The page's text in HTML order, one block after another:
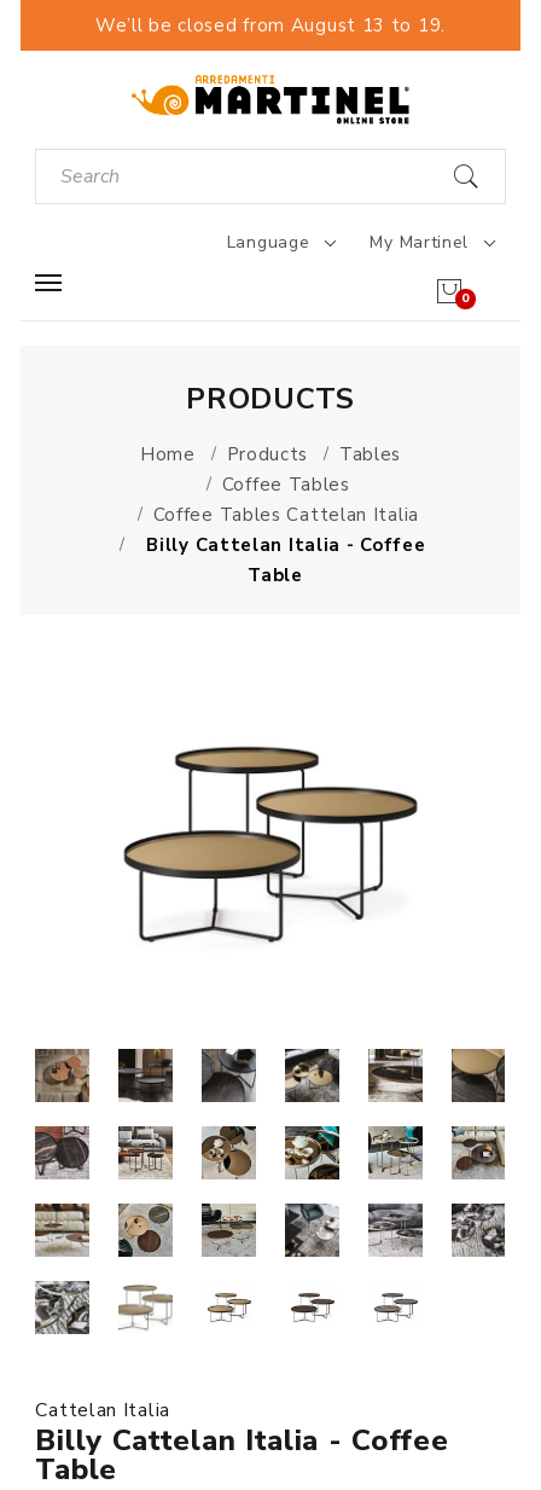
We’ll be closed from August 13 to 19.
Language My Martinel
0
PRODUCTS
Home Products
Tables
Coffee Tables
Coffee Tables Cattelan Italia
Billy Cattelan Italia - Coffee
Table
Cattelan Italia
Billy Cattelan Italia - Coffee
Table